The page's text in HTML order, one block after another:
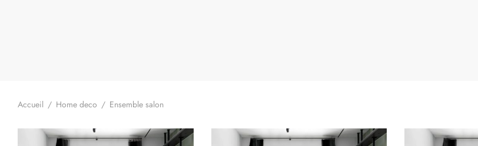
Accueil / Home deco / Ensemble salon